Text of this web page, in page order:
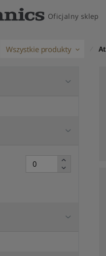
Oficjalny sklep
Wszystkie produkty